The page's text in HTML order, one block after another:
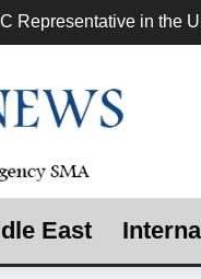
East